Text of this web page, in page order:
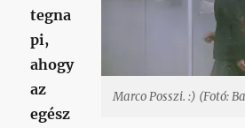
Marco Posszi. :) (Fotó:
tegna
pi,
ahogy
az
egész